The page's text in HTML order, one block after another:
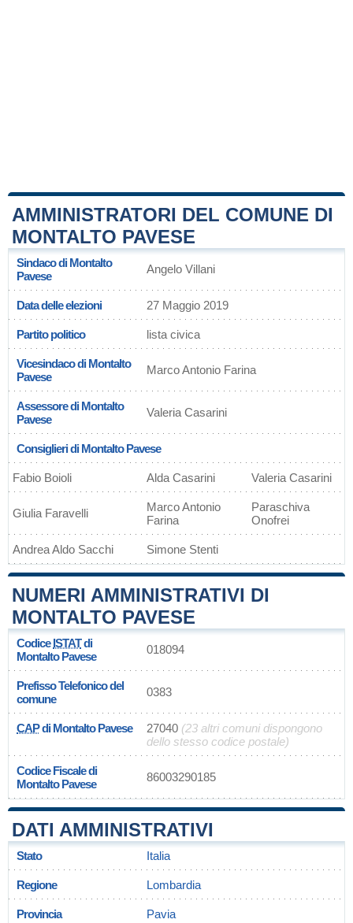
AMMINISTRATORI DEL COMUNE DI
MONTALTO PAVESE
Sindaco di Montalto
Pavese
Angelo Villani
Data delle elezioni 27 Maggio 2019
Partito politico lista civica
Vicesindaco di Montalto
Pavese
Marco Antonio Farina
Assessore di Montalto
Pavese
Valeria Casarini
Consiglieri di Montalto Pavese
Fabio Boioli Alda Casarini Valeria Casarini
Giulia Faravelli
Marco Antonio
Farina
Paraschiva
Onofrei
Andrea Aldo Sacchi Simone Stenti
NUMERI AMMINISTRATIVI DI
MONTALTO PAVESE
CodiceISTATdi
Montalto Pavese
018094
Prefisso Telefonico del
comune
0383
CAPdi Montalto Pavese 27040 (23 altri comuni dispongono
dello stesso codice postale)
Codice Fiscale di
Montalto Pavese
86003290185
DATI AMMINISTRATIVI
Stato Italia
Regione Lombardia
Provincia Pavia